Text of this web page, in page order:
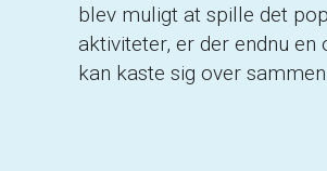
blev muligt at spille det
aktiviteter, er der endnu
kan kaste sig over sammen.